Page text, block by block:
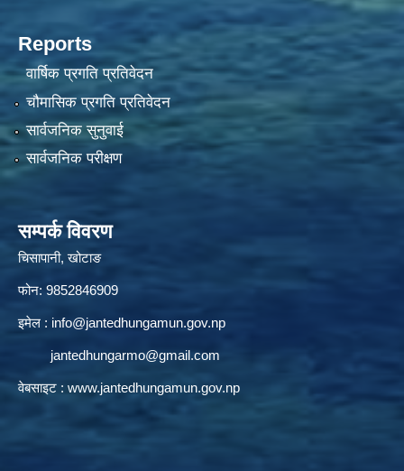
Reports
वार्षिक प्रगति प्रतिवेदन
चौमासिक प्रगति प्रतिवेदन
सार्वजनिक सुनुवाई
सार्वजनिक परीक्षण
सम्पर्क विवरण
चिसापानी, खोटाङ
फोन: 9852846909
इमेल : info@jantedhungamun.gov.np
jantedhungarmo@gmail.com
वेबसाइट : www.jantedhungamun.gov.np